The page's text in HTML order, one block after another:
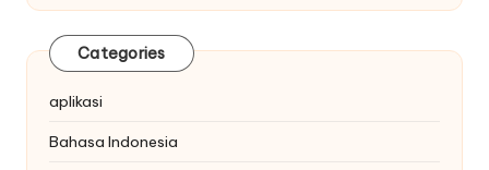
Categories
aplikasi
Bahasa Indonesia